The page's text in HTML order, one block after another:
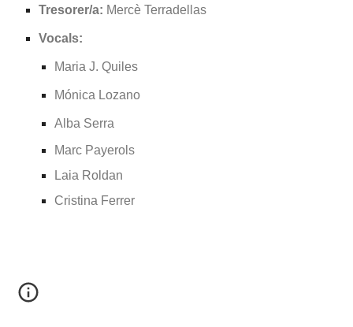
Tresorer/a: Mercè Terradellas
Vocals:
Maria J. Quiles
Mónica Lozano
Alba Serra
Marc Payerols
Laia Roldan
Cristina Ferrer